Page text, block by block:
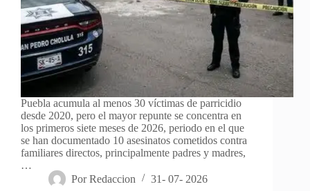
Puebla acumula al menos 30 víctimas de parricidio
desde 2020, pero el mayor repunte se concentra en
los primeros siete meses de 2026, periodo en el que
se han documentado 10 asesinatos cometidos contra
familiares directos, principalmente padres y madres,
…
Por Redaccion 31- 07- 2026